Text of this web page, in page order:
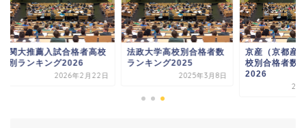
推薦入試合格者高校
ンキング2026
2026年2月22日
法政大学高校別合格者数
ランキング2025
2025年3月8日
京産（京都産業大学
校別合格者数ランキ
2026
2026年2